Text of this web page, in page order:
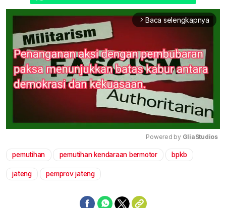
arrow_forward_ios Baca selengkapnya
Mute
Powered by GliaStudios
pemutihan pemutihan kendaraan bermotor bpkb
jateng pemprov jateng